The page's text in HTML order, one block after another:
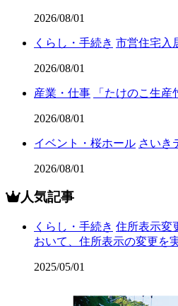
2026/08/01
くらし・手続き 市営住宅入
2026/08/01
産業・仕事 「たけのこ生
2026/08/01
イベント・桜ホール さいき
2026/08/01
人気記事
くらし・手続き 住所表示変
おいて、住所表示の変更を
2025/05/01